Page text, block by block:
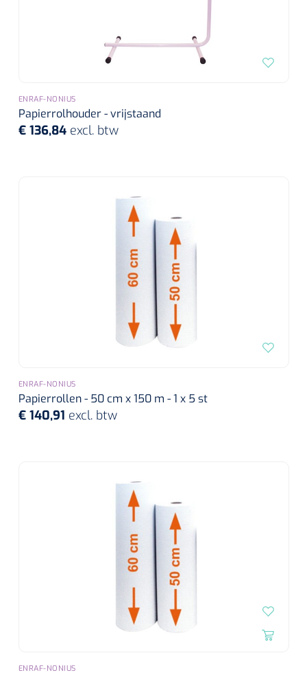
ENRAF-NONIUS
Papierrolhouder - vrijstaand
€ 136,84 excl. btw
ENRAF-NONIUS
Papierrollen - 50 cm x 150 m - 1 x 5 st
€ 140,91 excl. btw
ENRAF-NONIUS